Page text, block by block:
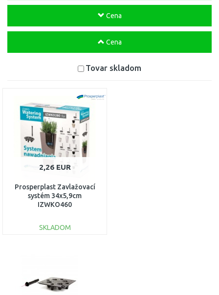
Cena
Cena
Tovar skladom
2,26 EUR
Prosperplast Zavlažovací
systém 34x5,9cm
IZWKO460
SKLADOM